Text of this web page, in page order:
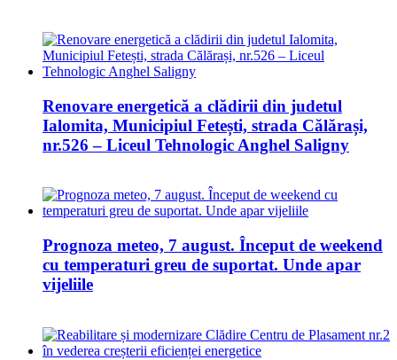
Renovare energetică a clădirii din judetul
Ialomita, Municipiul Fetești, strada Călărași,
nr.526 – Liceul Tehnologic Anghel Saligny
Prognoza meteo, 7 august. Început de weekend
cu temperaturi greu de suportat. Unde apar
vijeliile